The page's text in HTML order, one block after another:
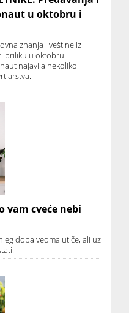
u oktobru i
znanja i veštine iz
priliku u oktobru i
najavila nekoliko
cveće nebi
doba veoma utiče, ali uz